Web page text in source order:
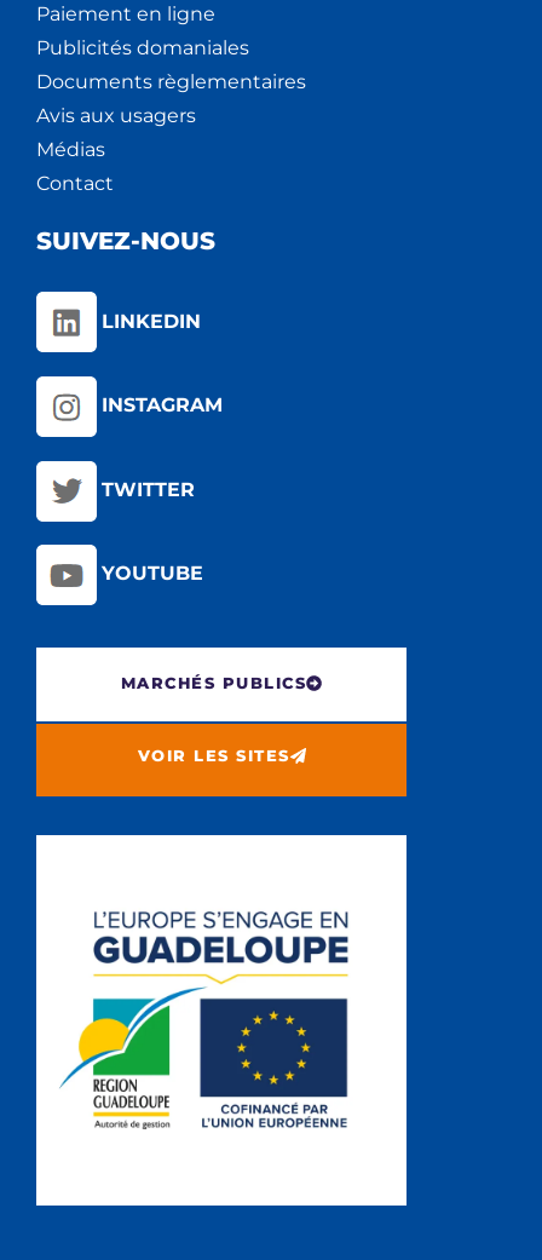
Paiement en ligne
Publicités domaniales
Documents règlementaires
Avis aux usagers
Médias
Contact
SUIVEZ-NOUS
LINKEDIN
INSTAGRAM
TWITTER
YOUTUBE
MARCHÉS PUBLICS
VOIR LES SITES